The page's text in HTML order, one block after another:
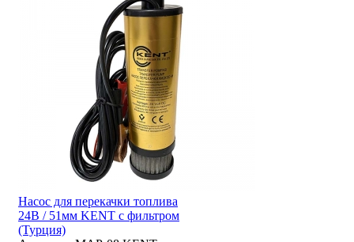
Насос для перекачки топлива
24В / 51мм KENT с фильтром
(Турция)